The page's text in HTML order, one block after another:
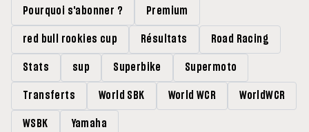
Pourquoi s'abonner ? Premium
red bull rookies cup Résultats Road Racing
Stats sup Superbike Supermoto
Transferts World SBK World WCR WorldWCR
WSBK Yamaha